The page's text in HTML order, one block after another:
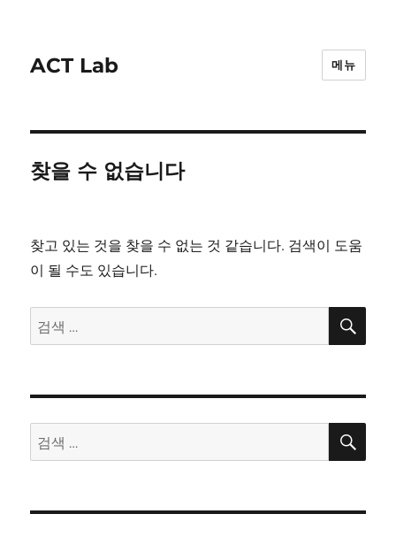
ACT Lab 메뉴
찾을 수 없습니다
찾고 있는 것을 찾을 수 없는 것 같습니다. 검색이 도움
이 될 수도 있습니다.
검
색:
검
검
색:
검